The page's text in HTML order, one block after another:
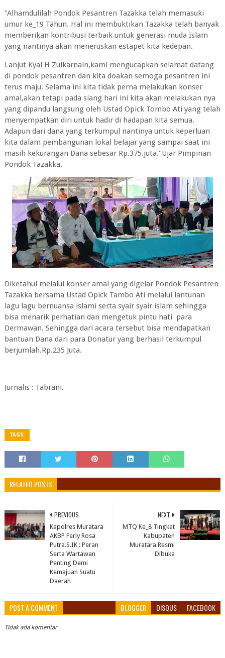
"Alhamdulilah Pondok Pesantren Tazakka telah memasuki
umur ke_19 Tahun. Hal ini membuktikan Tazakka telah banyak
memberikan kontribusi terbaik untuk generasi muda Islam
yang nantinya akan meneruskan estapet kita kedepan.
Lanjut Kyai H Zulkarnain,kami mengucapkan selamat datang
di pondok pesantren dan kita doakan semoga pesantren ini
terus maju. Selama ini kita tidak perna melakukan konser
amal,akan tetapi pada siang hari ini kita akan melakukan nya
yang dipandu langsung oleh Ustad Opick Tombo Ati yang telah
menyempatkan diri untuk hadir di hadapan kita semua.
Adapun dari dana yang terkumpul nantinya untuk keperluan
kita dalam pembangunan lokal belajar yang sampai saat ini
masih kekurangan Dana sebesar Rp.375.juta."Ujar Pimpinan
Pondok Tazakka.
Diketahui melalui konser amal yang digelar Pondok Pesantren
Tazakka bersama Ustad Opick Tambo Ati melalui lantunan
lagu lagu bernuansa islami serta syair syair islam sehingga
bisa menarik perhatian dan mengetuk pintu hati para
Dermawan. Sehingga dari acara tersebut bisa mendapatkan
bantuan Dana dari para Donatur yang berhasil terkumpul
berjumlah.Rp.235 Juta.
Jurnalis : Tabrani.
TAGS:
RELATED POSTS
NEXT
MTQ Ke_8 Tingkat
Kabupaten
Muratara Resmi
Dibuka
PREVIOUS
Kapolres Muratara
AKBP Ferly Rosa
Putra.S.IK : Peran
Serta Wartawan
Penting Demi
Kemajuan Suatu
Daerah
POST A COMMENT BLOGGER DISQUS FACEBOOK
Tidak ada komentar